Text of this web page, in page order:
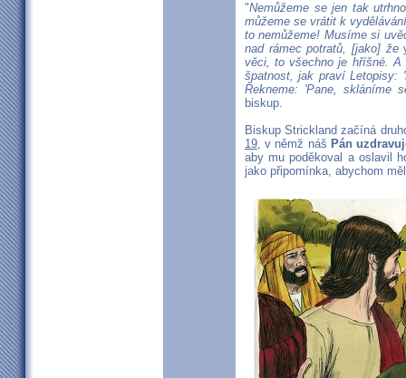
"Nemůžeme se jen tak
můžeme se vrátit k
to nemůžeme! Musíme si
nad rámec potratů, [jako] že
věci, to všechno je hříšné.
špatnost, jak praví Letopisy:
Řekneme: 'Pane, skláníme
biskup.
Biskup Strickland začíná
19, v němž náš Pán
aby mu poděkoval a oslavil
jako připomínka, abychom